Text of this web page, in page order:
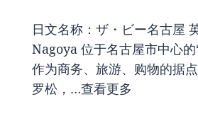
日文名称：ザ・ビー名古屋
Nagoya 位于名古屋市中心
作为商务、旅游、购物的据
罗松，…查看更多